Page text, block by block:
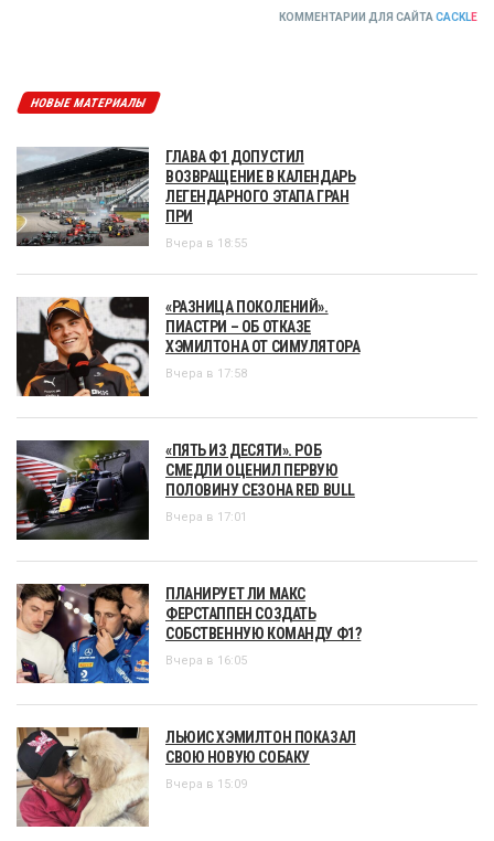
КОММЕНТАРИИ ДЛЯ САЙТА CACKLE
НОВЫЕ МАТЕРИАЛЫ
ГЛАВА Ф1 ДОПУСТИЛ
ВОЗВРАЩЕНИЕ В КАЛЕНДАРЬ
ЛЕГЕНДАРНОГО ЭТАПА ГРАН
ПРИ
Вчера в 18:55
«РАЗНИЦА ПОКОЛЕНИЙ».
ПИАСТРИ – ОБ ОТКАЗЕ
ХЭМИЛТОНА ОТ СИМУЛЯТОРА
Вчера в 17:58
«ПЯТЬ ИЗ ДЕСЯТИ». РОБ
СМЕДЛИ ОЦЕНИЛ ПЕРВУЮ
ПОЛОВИНУ СЕЗОНА RED BULL
Вчера в 17:01
ПЛАНИРУЕТ ЛИ МАКС
ФЕРСТАППЕН СОЗДАТЬ
СОБСТВЕННУЮ КОМАНДУ Ф1?
Вчера в 16:05
ЛЬЮИС ХЭМИЛТОН ПОКАЗАЛ
СВОЮ НОВУЮ СОБАКУ
Вчера в 15:09